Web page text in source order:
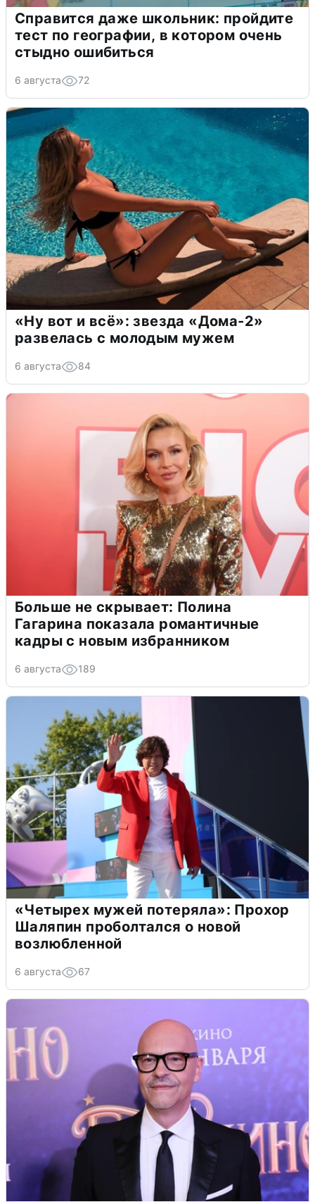
Справится даже школьник: пройдите
тест по географии, в котором очень
стыдно ошибиться
6 августа 72
«Ну вот и всё»: звезда «Дома-2»
развелась с молодым мужем
6 августа 84
Больше не скрывает: Полина
Гагарина показала романтичные
кадры с новым избранником
6 августа 189
«Четырех мужей потеряла»: Прохор
Шаляпин проболтался о новой
возлюбленной
6 августа 67